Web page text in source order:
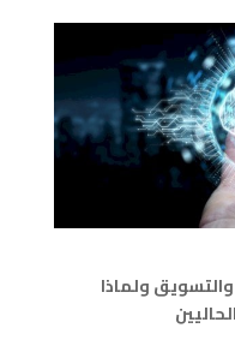
ولماذا